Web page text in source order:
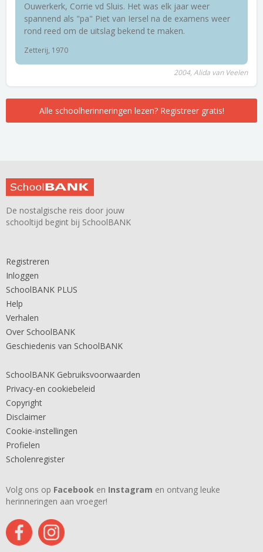
Ouwerkerk, Corrie vd Sluis. Het was elk jaar weer
spannend als "pa" Piet van Iersel na de examens weer
rond reed om de uitslag bekend te maken.
Zetterij, 1970
2004, Alida van Veelen
Alle schoolherinneringen lezen? Registreer gratis!
De nostalgische reis door jouw
schooltijd begint bij SchoolBANK
Registreren
Inloggen
SchoolBANK PLUS
Help
Verhalen
Over SchoolBANK
Geschiedenis van SchoolBANK
SchoolBANK Gebruiksvoorwaarden
Privacy-en cookiebeleid
Copyright
Disclaimer
Cookie-instellingen
Profielen
Scholenregister
Volg ons op Facebook en Instagram en ontvang leuke
herinneringen aan vroeger!